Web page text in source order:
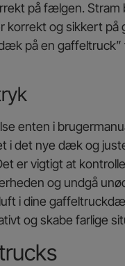
på fælgen.
og sikkert på
på en
enten i
i det nye dæk og
er vigtigt at
og undgå
i dine
og skabe farlige